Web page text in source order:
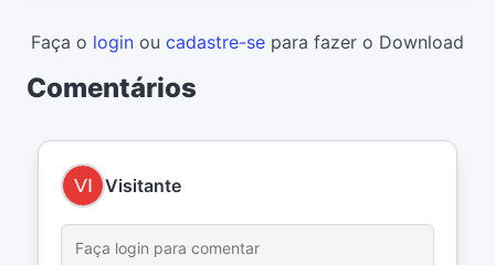
Faça o login ou cadastre-se para fazer o Download
Comentários
Visitante